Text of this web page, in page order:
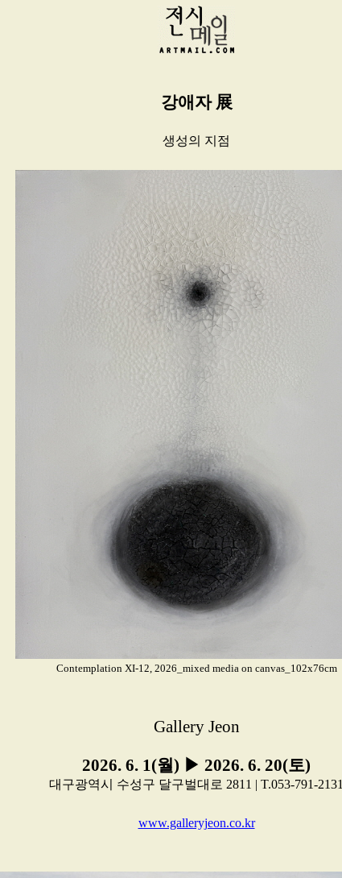
강애자 展
생성의 지점
Contemplation XI-12, 2026_mixed media on canvas_102x76cm
Gallery Jeon
2026. 6. 1(월) ▶ 2026. 6. 20(토)
대구광역시 수성구 달구벌대로 2811 | T.053-791-2131
www.galleryjeon.co.kr